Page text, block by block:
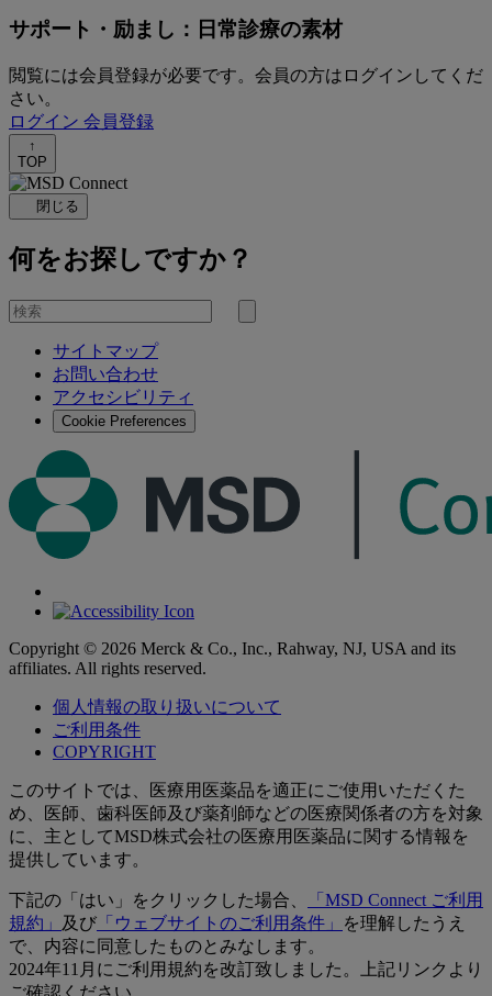
サポート・励まし：日常診療の素材
閲覧には会員登録が必要です。会員の方はログインしてくだ
さい。
ログイン 会員登録
↑
TOP
閉じる
何をお探しですか？
を
検
サイトマップ
お問い合わせ
アクセシビリティ
Cookie Preferences
Copyright © 2026 Merck & Co., Inc., Rahway, NJ, USA and its
affiliates. All rights reserved.
個人情報の取り扱いについて
ご利用条件
COPYRIGHT
このサイトでは、医療用医薬品を適正にご使用いただくた
め、医師、歯科医師及び薬剤師などの医療関係者の方を対象
に、主としてMSD株式会社の医療用医薬品に関する情報を
提供しています。
下記の「はい」をクリックした場合、
「MSD Connect ご利用
規約」
及び 「ウェブサイトのご利用条件」
を理解したうえ
で、内容に同意したものとみなします。
2024年11月にご利用規約を改訂致しました。上記リンクより
ご確認ください。